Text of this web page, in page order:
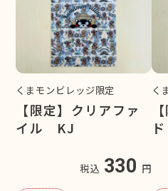
くまモンビレッジ限定
【限定】クリアファ
イル KJ
税込 330 円
く